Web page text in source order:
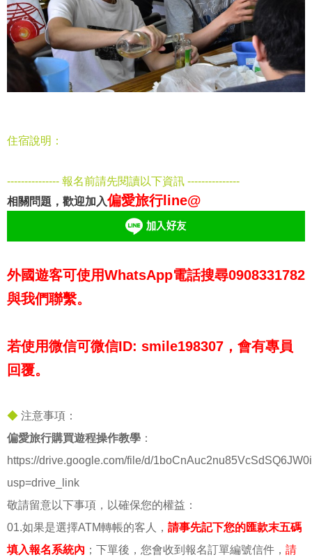
住宿說明：
--------------- 報名前請先閱讀以下資訊 ---------------
相關問題，歡迎加入偏愛旅行line@
外國遊客可使用WhatsApp電話搜尋0908331782
與我們聯繫。
若使用微信可微信ID: smile198307，會有專員
回覆。
◆ 注意事項：
偏愛旅行購買遊程操作教學 ：
https://drive.google.com/file/d/
usp=drive_link
敬請留意以下事項，以確保您的權益：
01.如果是選擇ATM轉帳的客人， 請事先記下您的匯款末五碼
填入報名系統內 ；下單後，您會收到報名訂單編號信件， 請